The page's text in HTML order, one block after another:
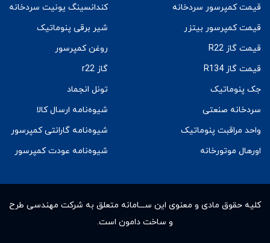
قیمت کمپرسور سردخانه
قیمت کمپرسور بیتزر
قیمت گاز R22
قیمت گاز R134
جک پنوماتیک
سردخانه صنعتی
واحد مراقبت پنوماتیک
اورهال موتورخانه
کندانسینگ یونیت سردخانه
شیر برقی پنوماتیک
روغن کمپرسور
گاز r22
تونل انجماد
شیوه‌نامه ارسال کالا
شیوه‌نامه گارانتی کمپرسور
شیوه‌نامه عودت کمپرسور
کلیه حقوق مادى و معنوى این ســـامانه متعلق به شرکت مهندسی طرح
و ساخت دامون است.